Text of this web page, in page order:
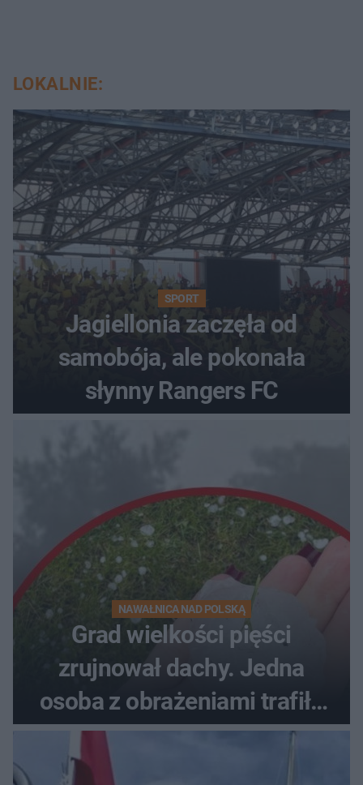
LOKALNIE:
SPORT
Jagiellonia zaczęła od
samobója, ale pokonała
słynny Rangers FC
NAWAŁNICA NAD POLSKĄ
Grad wielkości pięści
zrujnował dachy. Jedna
osoba z obrażeniami trafiła
do szpitala